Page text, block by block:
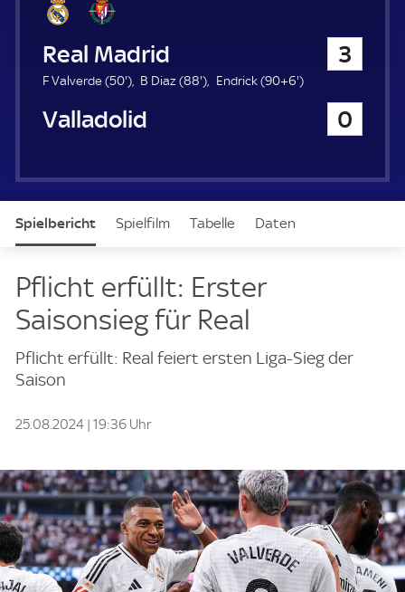
u
Real Madrid 3
F Valverde (50'5
.
e
) B Diaz (88'8
e
) Endrick (90+6'9
)
Real Valladolid 0
Spielbericht Spielfilm Tabelle Daten
Pflicht erfüllt: Erster
Saisonsieg für Real
Pflicht erfüllt: Real feiert ersten Liga-Sieg der
Saison
25.08.2024 | 19:36 Uhr